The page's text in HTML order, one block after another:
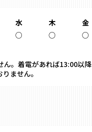
水 木 金
○ ○ ○
。着電があれば13:00以降
ません。